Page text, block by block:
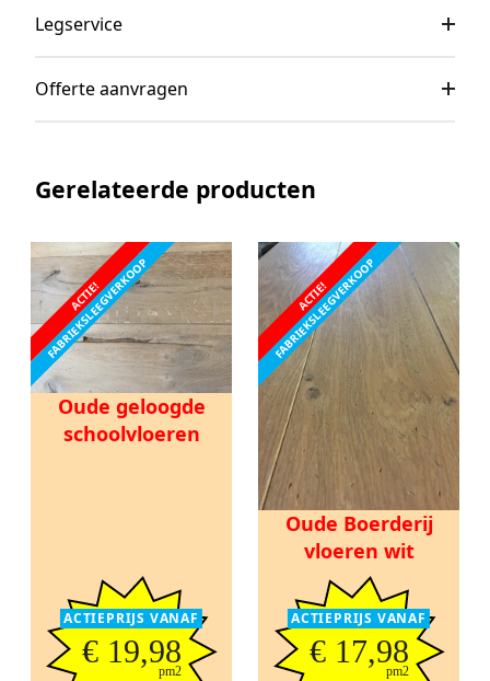
Legservice
Offerte aanvragen
Gerelateerde producten
ACTIE!
FABRIEKSLEEGVERKOOP
Oude geloogde
schoolvloeren
ACTIEPRIJS VANAF
€ 19,98
pm2
ACTIE!
FABRIEKSLEEGVERKOOP
Oude Boerderij
vloeren wit
ACTIEPRIJS VANAF
€ 17,98
pm2